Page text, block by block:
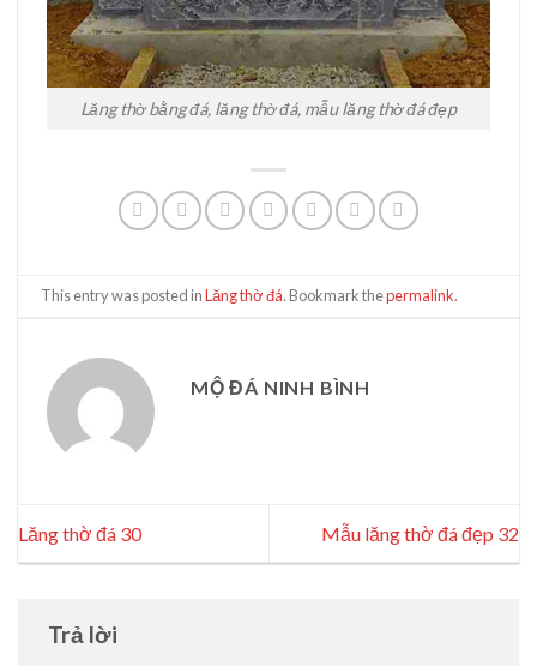
Lăng thờ bằng đá, lăng thờ đá, mẫu lăng thờ đá đẹp
This entry was posted inLăng thờ đá. Bookmark thepermalink.
MỘ ĐÁ NINH BÌNH
Lăng thờ đá 30 Mẫu lăng thờ đá đẹp 32
Trả lời